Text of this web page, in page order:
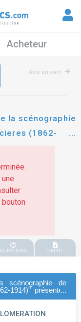
Acheteur
Avis suivant
la scénographie
(1862-
novembre
pont-aven
bouton
QUESTIONS DEPOT
scénographie de
1914)" présentée